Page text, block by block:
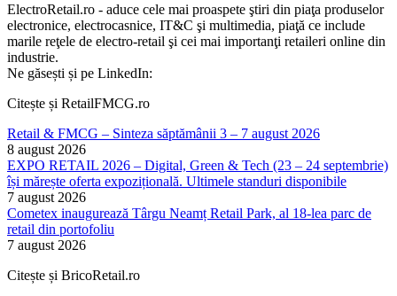
ElectroRetail.ro - aduce cele mai proaspete ştiri din piaţa produselor
electronice, electrocasnice, IT&C şi multimedia, piaţă ce include
marile reţele de electro-retail şi cei mai importanţi retaileri online din
industrie.
Ne găsești și pe LinkedIn:
Citește și RetailFMCG.ro
Retail & FMCG – Sinteza săptămânii 3 – 7 august 2026
8 august 2026
EXPO RETAIL 2026 – Digital, Green & Tech (23 – 24 septembrie)
își mărește oferta expozițională. Ultimele standuri disponibile
7 august 2026
Cometex inaugurează Târgu Neamț Retail Park, al 18-lea parc de
retail din portofoliu
7 august 2026
Citește și BricoRetail.ro